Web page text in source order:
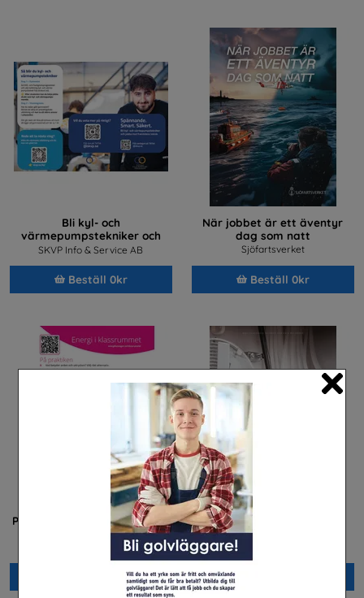
Bli kyl- och
värmepumpstekniker och
jobba med framtidens teknik
SKVP Info & Service AB
Beställ 0kr
När jobbet är ett äventyr
dag som natt
Sjöfartsverket
Beställ 0kr
Praktisera i energibranschen
Energiföretagen Sverige
Beställ 0kr
Yrkessvenska fiber och
stadsnät